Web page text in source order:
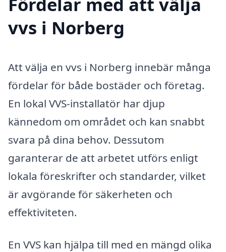
vvs i Norberg
Att välja en vvs i Norberg innebär många
fördelar för både bostäder och företag.
En lokal VVS-installatör har djup
kännedom om området och kan snabbt
svara på dina behov. Dessutom
garanterar de att arbetet utförs enligt
lokala föreskrifter och standarder, vilket
är avgörande för säkerheten och
effektiviteten.
En VVS kan hjälpa till med en mängd olika